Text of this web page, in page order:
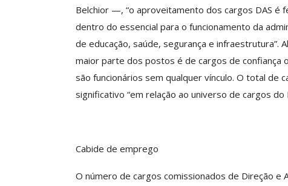
Belchior —, “o aproveitamento dos cargos DAS
dentro do essencial para o funcionamento da
de educação, saúde, segurança e infraestrutura”.
maior parte dos postos é de cargos de confiança
são funcionários sem qualquer vínculo. O total de
significativo “em relação ao universo de cargos
Cabide de emprego
O número de cargos comissionados de Direção